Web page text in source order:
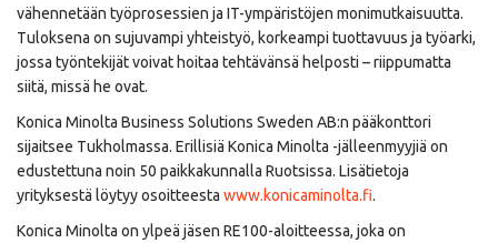
vähennetään työprosessien ja IT-ympäristöjen monimutkaisuutta.
Tuloksena on sujuvampi yhteistyö, korkeampi tuottavuus ja työarki,
jossa työntekijät voivat hoitaa tehtävänsä helposti – riippumatta
siitä, missä he ovat.
Konica Minolta Business Solutions Sweden AB:n pääkonttori
sijaitsee Tukholmassa. Erillisiä Konica Minolta -jälleenmyyjiä on
edustettuna noin 50 paikkakunnalla Ruotsissa. Lisätietoja
yrityksestä löytyy osoitteesta www.konicaminolta.fi.
Konica Minolta on ylpeä jäsen RE100-aloitteessa, joka on